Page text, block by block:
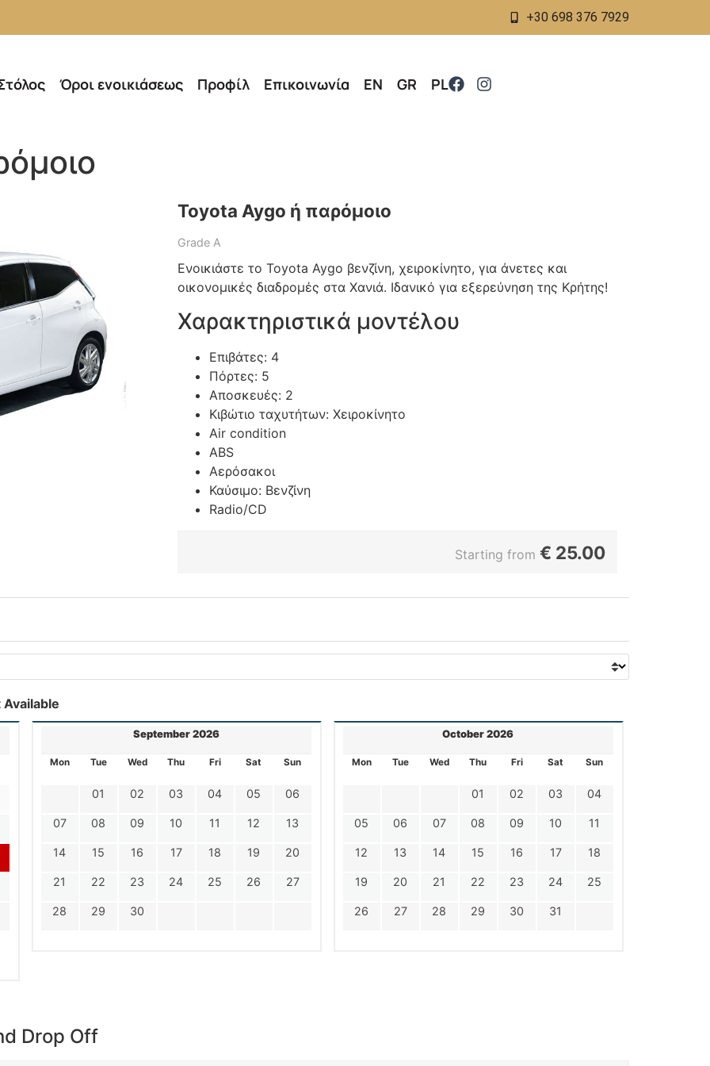
+30 698 376 7929
Όροι ενοικιάσεως Προφίλ Επικοινωνία EN GR PL
Toyota Aygo ή παρόμοιο
Grade A
Ενοικιάστε το Toyota Aygo βενζίνη, χειροκίνητο, για άνετες και
οικονομικές διαδρομές στα Χανιά. Ιδανικό για εξερεύνηση της Κρήτης!
Χαρακτηριστικά μοντέλου
Επιβάτες: 4
Πόρτες: 5
Αποσκευές: 2
Κιβώτιο ταχυτήτων: Χειροκίνητο
Air condition
ABS
Αερόσακοι
Καύσιμο: Βενζίνη
Radio/CD
Starting from € 25.00
Available
September 2026
Mon Tue Wed Thu Fri Sat Sun
01 02 03 04 05 06
07 08 09 10 11 12 13
14 15 16 17 18 19 20
21 22 23 24 25 26 27
28 29 30
October 2026
Mon Tue Wed Thu Fri Sat Sun
01 02 03 04
05 06 07 08 09 10 11
12 13 14 15 16 17 18
19 20 21 22 23 24 25
26 27 28 29 30 31
Drop Off